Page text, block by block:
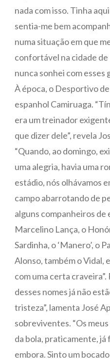
nada com isso. Tinha
sentia-me bem
numa situação em que
confortável na cidade de
nunca sonhei com esses
À época, o Desportivo
espanhol Camiruaga.
era um treinador
que dizer dele”, revela
“Quando, ao domingo,
uma alegria, havia uma
estádio, nós olhávamos
campo abarrotando de
alguns companheiros de
Marcelino Lança, o
Sardinha, o ‘Manero’, o
Alonso, também o Vidal,
com uma certa
desses nomes já não
tristeza”, lamenta José
sobreviventes. “Os
da bola, praticamente, já
embora. Sinto um